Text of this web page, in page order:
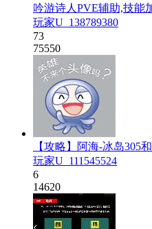
吟游诗人PVE辅助,技能
玩家U_138789380
73
75550
【攻略】阿海-冰岛305
玩家U_111545524
6
14620